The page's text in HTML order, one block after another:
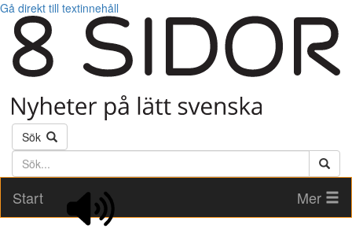
Gå direkt till textinnehåll
Sök
Söktext
Start
Mer